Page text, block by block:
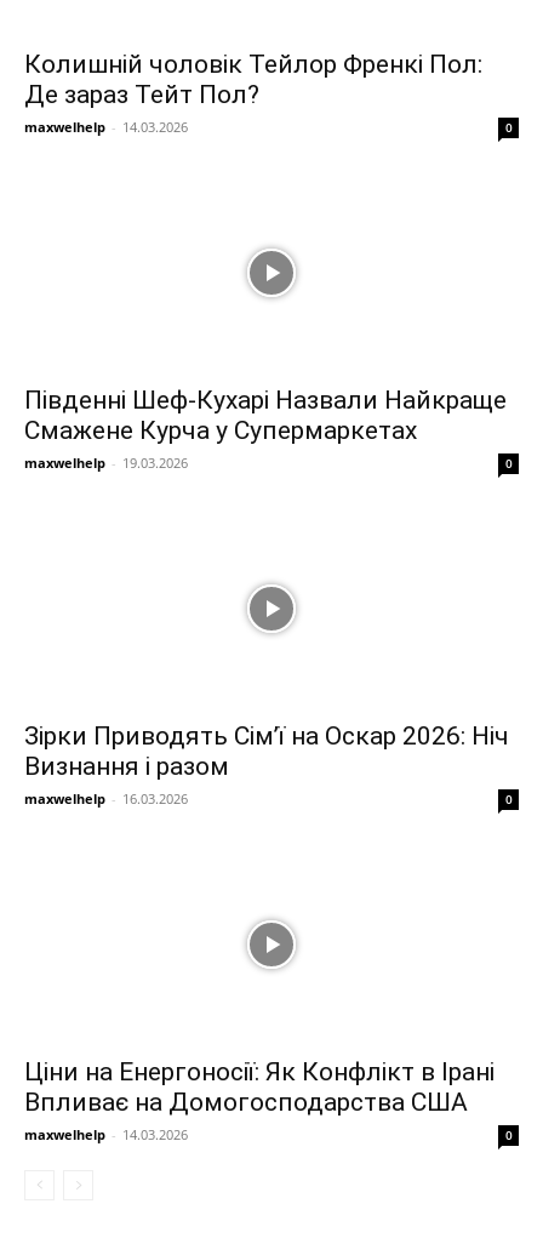
Колишній чоловік Тейлор Френкі Пол:
Де зараз Тейт Пол?
maxwelhelp - 14.03.2026 0
Південні Шеф-Кухарі Назвали Найкраще
Смажене Курча у Супермаркетах
maxwelhelp - 19.03.2026 0
Зірки Приводять Сім’ї на Оскар 2026: Ніч
Визнання і разом
maxwelhelp - 16.03.2026 0
Ціни на Енергоносії: Як Конфлікт в Ірані
Впливає на Домогосподарства США
maxwelhelp - 14.03.2026 0